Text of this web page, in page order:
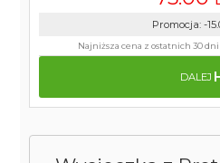
Promocja: -
Najniższa cena z ostatnich 30
DALEJ